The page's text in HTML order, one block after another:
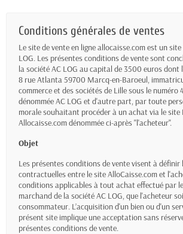
Conditions générales de ventes
Le site de vente en ligne allocaisse.com est un
LOG. Les présentes conditions de vente sont
la société AC LOG au capital de 3500 euros dont
8 rue Atlanta 59700 Marcq-en-Baroeul,
commerce et des sociétés de Lille sous le numéro
dénommée AC LOG et d'autre part, par toute
morale souhaitant procéder à un achat via le site
Allocaisse.com dénommée ci-après "l'acheteur".
Objet
Les présentes conditions de vente visent à
contractuelles entre le site AlloCaisse.com et
conditions applicables à tout achat effectué par
marchand de la société AC LOG, que l'acheteur
consommateur. L’acquisition d'un bien ou d'un
présent site implique une acceptation sans
présentes conditions de vente.